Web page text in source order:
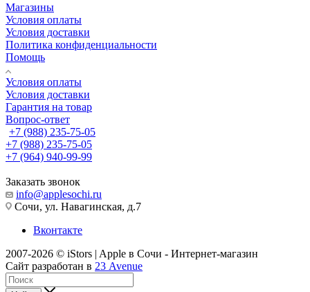
Магазины
Условия оплаты
Условия доставки
Политика конфиденциальности
Помощь
Условия оплаты
Условия доставки
Гарантия на товар
Вопрос-ответ
+7 (988) 235-75-05
+7 (988) 235-75-05
+7 (964) 940-99-99
Заказать звонок
info@applesochi.ru
Сочи, ул. Навагинская, д.7
Вконтакте
2007-2026 © iStors | Apple в Сочи - Интернет-магазин
Сайт разработан в 23 Avenue